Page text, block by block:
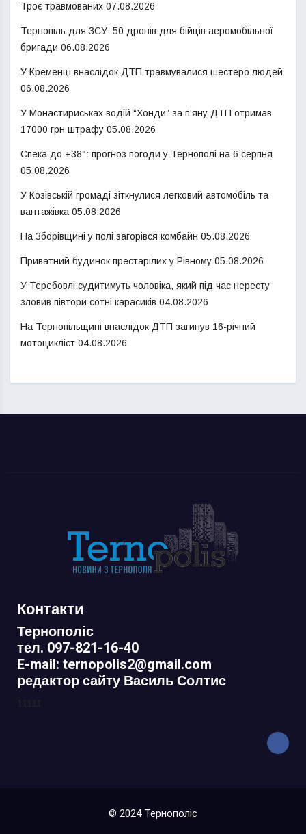
Троє травмованих 07.08.2026
Тернопіль для ЗСУ: 50 дронів для бійців аеромобільної
бригади 06.08.2026
У Кременці внаслідок ДТП травмувалися шестеро людей
06.08.2026
У Монастириськах водій “Хонди” за п’яну ДТП отримав
17000 грн штрафу 05.08.2026
Спека до +38°: прогноз погоди у Тернополі на 6 серпня
05.08.2026
У Козівській громаді зіткнулися легковий автомобіль та
вантажівка 05.08.2026
На Зборівщині у полі загорівся комбайн 05.08.2026
Приватний будинок престарілих у Рівному 05.08.2026
У Теребовлі судитимуть чоловіка, який під час нересту
зловив півтори сотні карасиків 04.08.2026
На Тернопільщині внаслідок ДТП загинув 16-річний
мотоцикліст 04.08.2026
Контакти
Тернополіс
тел. 097-821-16-40
E-mail: ternopolis2@gmail.com
редактор сайту Василь Солтис
© 2024 Тернополіс